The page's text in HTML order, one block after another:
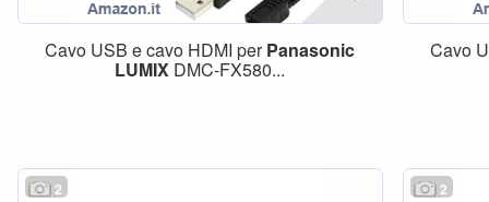
Cavo USB e cavo HDMI perPanasonic
LUMIX DMC-FX580...
Cavo
2 2